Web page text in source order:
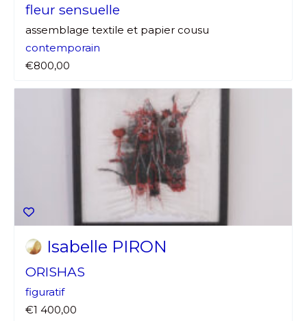
fleur sensuelle
assemblage textile et papier cousu
contemporain
€800,00
Isabelle PIRON
ORISHAS
figuratif
€1 400,00